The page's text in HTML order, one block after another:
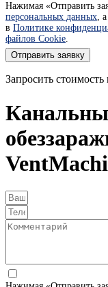
Нажимая «Отправить
персональных данных,
в Политике
файлов Cookie.
Отправить заявку
Запросить стоимость